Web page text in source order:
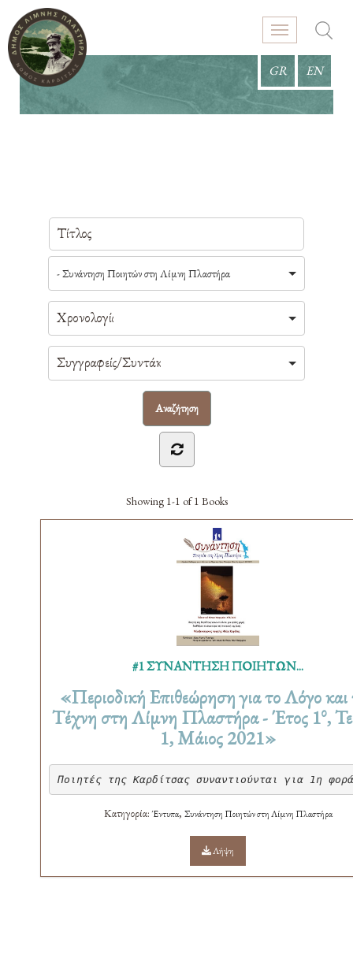
GR EN
- Συνάντηση Ποιητών στη Λίμνη Πλαστήρα
Showing 1-1 of 1 Books
#1 ΣΥΝΑΝΤΗΣΗ ΠΟΙΗΤΩΝ...
«Περιοδική Επιθεώρηση για το Λόγο και
Τέχνη στη Λίμνη Πλαστήρα - Έτος 1ο,
1, Μάιος 2021»
Ποιητές της Καρδίτσας συναντιούνται για 1η
Κατηγορία: Έντυπα, Συνάντηση Ποιητών στη Λίμνη Πλαστήρα
Λήψη